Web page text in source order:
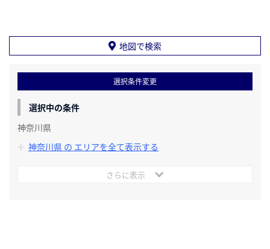
地図で検索
選択条件変更
選択中の条件
神奈川県
神奈川県 の エリアを全て表示する
さらに表示